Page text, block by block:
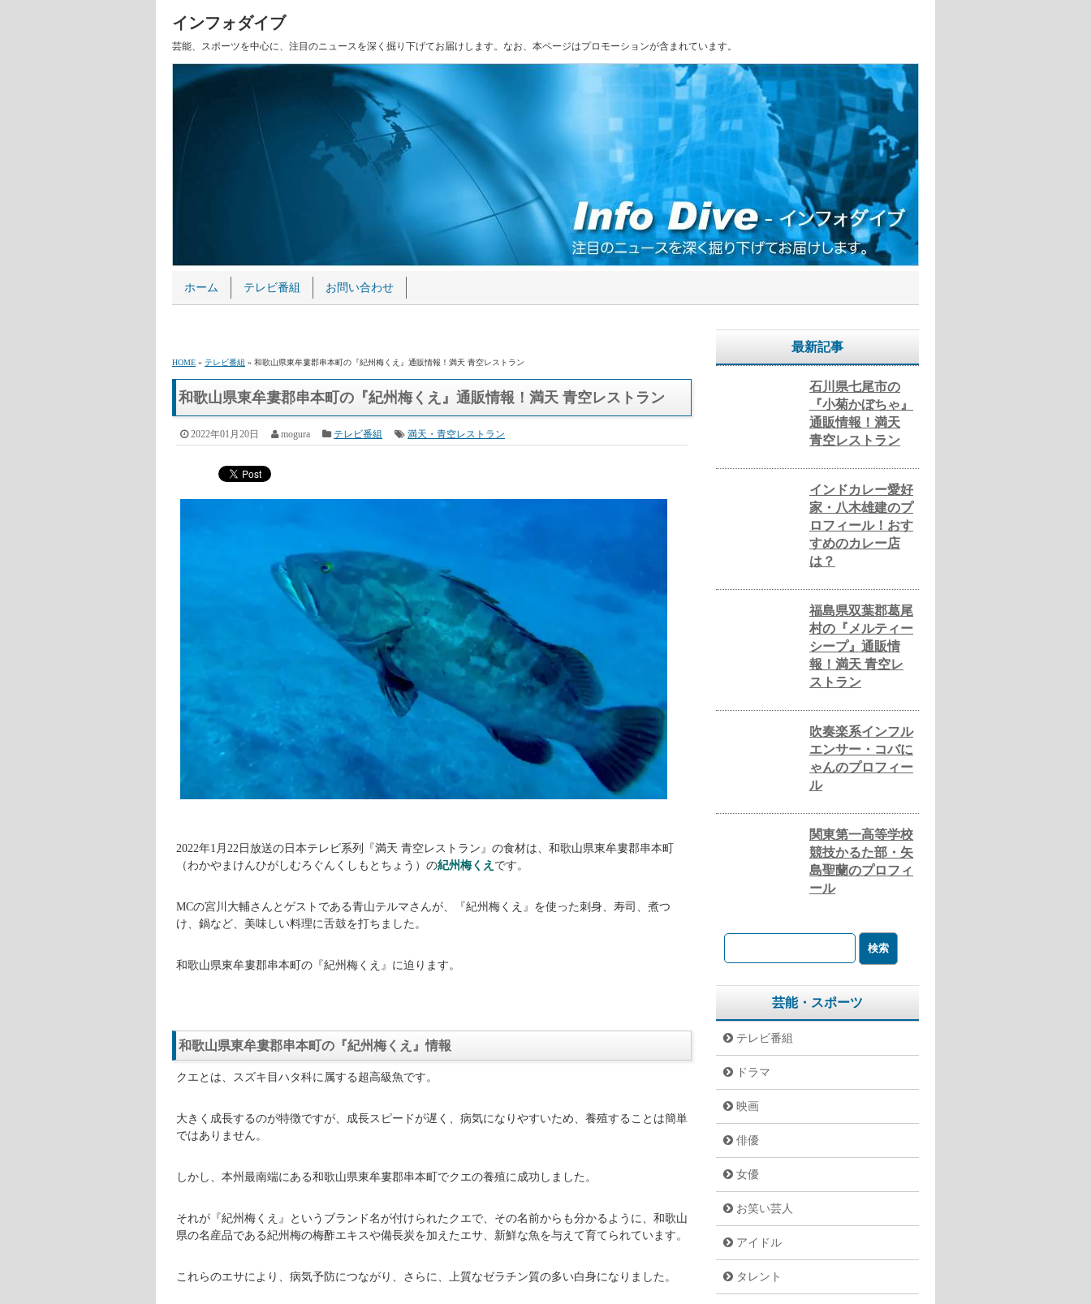
インフォダイブ
芸能、スポーツを中心に、注目のニュースを深く掘り下げてお届けします。なお、本ページはプロモーションが含まれています。
ホーム テレビ番組 お問い合わせ
» 和歌山県東牟婁郡串本町の『紀州梅くえ』通販情報！満天 青空レストラン
和歌山県東牟婁郡串本町の『紀州梅くえ』通販情報！満天 青空レストラン
2022年01月20日 テレビ番組 満天・青空レストラン
2022年1月22日放送の日本テレビ系列『満天 青空レストラン』の食材は、和歌山県東牟婁郡串本町
MCの宮川大輔さんとゲストである青山テルマさんが、『紀州梅くえ』を使った刺身、寿司、煮つ
最新記事
石川県七尾市の
『小菊かぼちゃ』
通販情報！満天
青空レストラン
インドカレー愛好
家・八木雄建のプ
ロフィール！おす
すめのカレー店
は？
福島県双葉郡葛尾
村の『メルティー
シープ』通販情
報！満天 青空レ
ストラン
吹奏楽系インフル
エンサー・コバに
ゃんのプロフィー
ル
関東第一高等学校
競技かるた部・矢
島聖蘭のプロフィ
ール
芸能・スポーツ
テレビ番組
ドラマ
映画
俳優
女優
お笑い芸人
アイドル
タレント